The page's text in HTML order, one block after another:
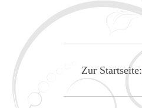
Zur Startseite: